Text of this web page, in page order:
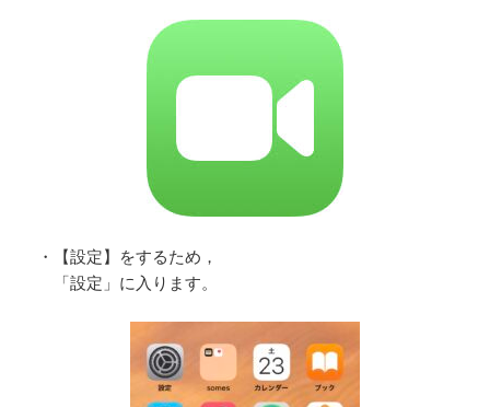
・【設定】をするため，
「設定」に入ります。